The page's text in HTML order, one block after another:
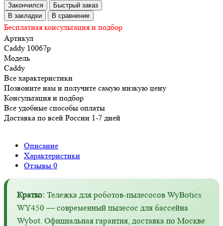
Закончился
Быстрый заказ
В закладки
В сравнение
Бесплатная консультация и подбор
Артикул
Caddy 10067p
Модель
Caddy
Все характеристики
Позвоните нам и получите самую низкую цену
Консультация и подбор
Все удобные способы оплаты
Доставка по всей России 1-7 дней
Описание
Характеристики
Отзывы 0
Кратко: Тележка для роботов-пылесосов WyBotics
WY450 — современный пылесос для бассейна
Wybot. Официальная гарантия, доставка по Москве